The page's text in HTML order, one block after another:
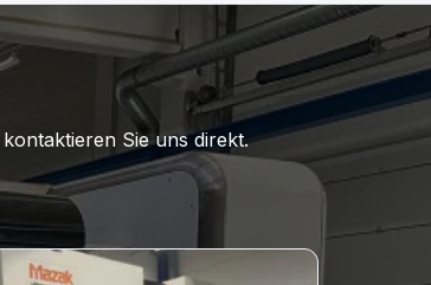
Sie uns direkt.